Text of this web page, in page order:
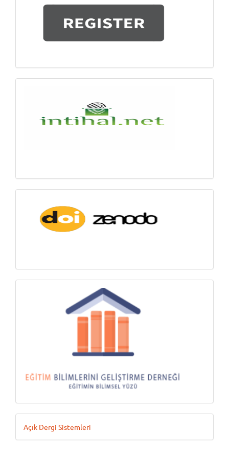
Zenodo-
DOI
Geliştiren
Açık Dergi Sistemleri